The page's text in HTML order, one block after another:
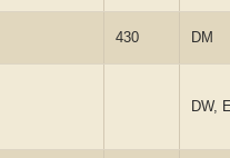
430 DM
DW,